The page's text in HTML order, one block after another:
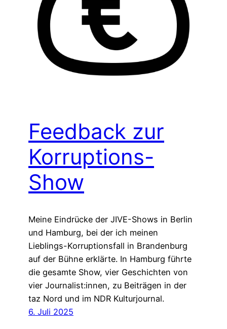
Feedback zur
Korruptions-
Show
Meine Eindrücke der JIVE-Shows in Berlin
und Hamburg, bei der ich meinen
Lieblings-Korruptionsfall in Brandenburg
auf der Bühne erklärte. In Hamburg führte
die gesamte Show, vier Geschichten von
vier Journalist:innen, zu Beiträgen in der
taz Nord und im NDR Kulturjournal.
6. Juli 2025